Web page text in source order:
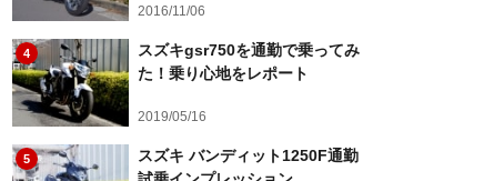
2016/11/06
4
スズキgsr750を通勤で乗ってみ
た！乗り心地をレポート
2019/05/16
5
スズキ バンディット1250F通勤